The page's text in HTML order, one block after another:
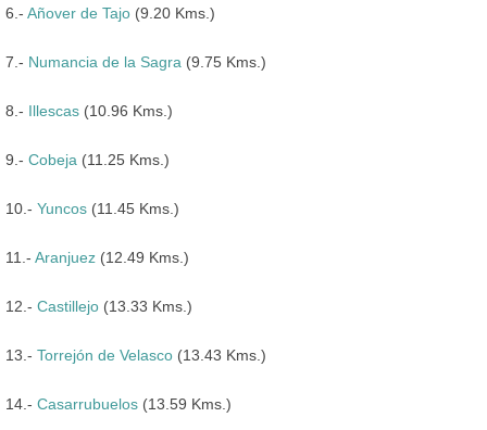
6.- Añover de Tajo (9.20 Kms.)
7.- Numancia de la Sagra (9.75 Kms.)
8.- Illescas (10.96 Kms.)
9.- Cobeja (11.25 Kms.)
10.- Yuncos (11.45 Kms.)
11.- Aranjuez (12.49 Kms.)
12.- Castillejo (13.33 Kms.)
13.- Torrejón de Velasco (13.43 Kms.)
14.- Casarrubuelos (13.59 Kms.)